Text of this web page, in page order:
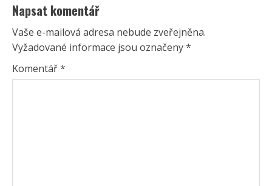
Napsat komentář
Vaše e-mailová adresa nebude zveřejněna.
Vyžadované informace jsou označeny*
Komentář*